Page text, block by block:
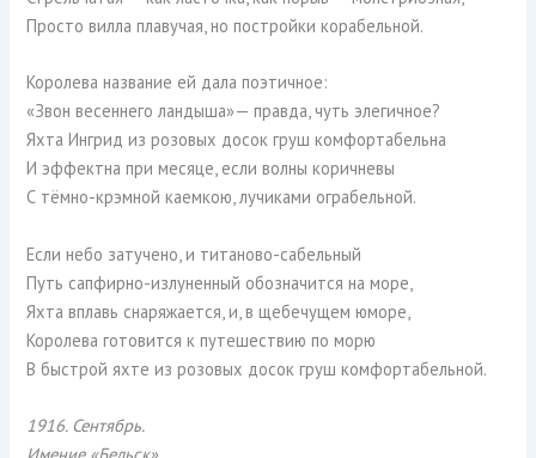
Просто вилла плавучая, но постройки корабельной.
Королева название ей дала поэтичное:
«Звон весеннего ландыша»— правда, чуть элегичное?
Яхта Ингрид из розовых досок груш комфортабельна
И эффектна при месяце, если волны коричневы
С тёмно-крэмной каемкою, лучиками ограбельной.
Если небо затучено, и титаново-сабельный
Путь сапфирно-излуненный обозначится на море,
Яхта вплавь снаряжается, и, в щебечущем юморе,
Королева готовится к путешествию по морю
В быстрой яхте из розовых досок груш комфортабельной.
1916. Сентябрь.